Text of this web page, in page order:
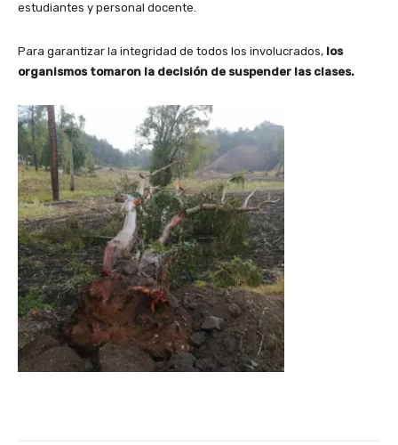
estudiantes y personal docente.
Para garantizar la integridad de todos los involucrados, los
organismos tomaron la decisión de suspender las clases.